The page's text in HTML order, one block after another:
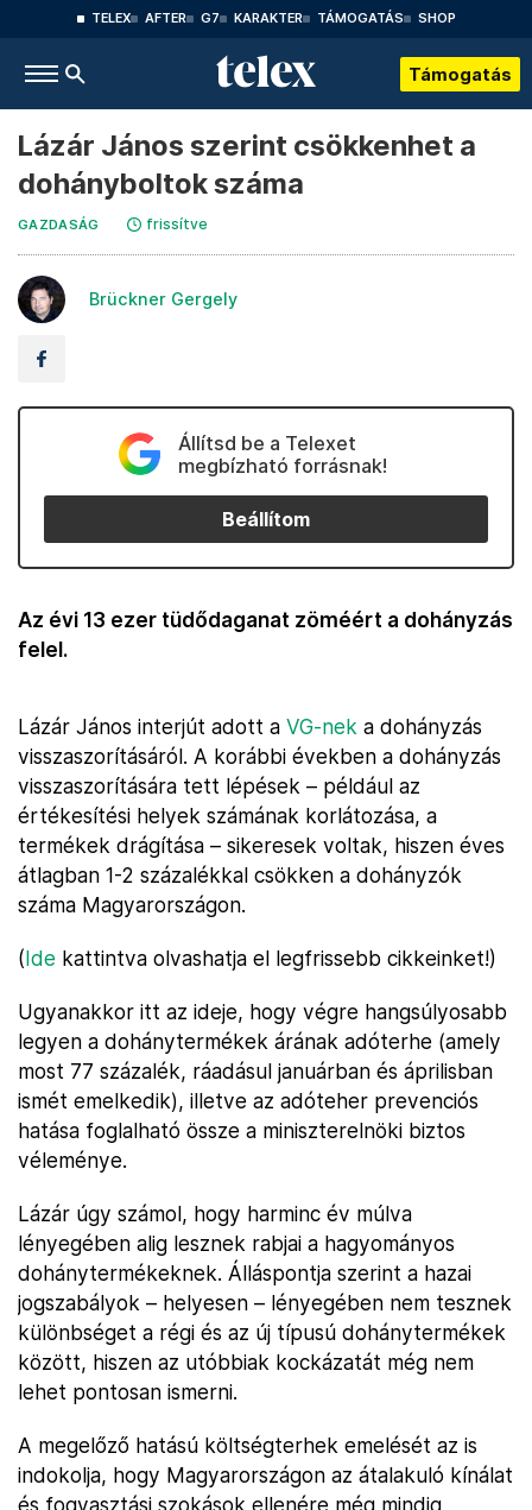
TELEX AFTER G7 KARAKTER TÁMOGATÁS SHOP
Támogatás
Lázár János szerint csökkenhet a
dohányboltok száma
GAZDASÁG frissítve
Brückner Gergely
Állítsd be a Telexet
megbízható forrásnak!
Beállítom
Az évi 13 ezer tüdődaganat zöméért a dohányzás
felel.
Lázár János interjút adott a VG-nek a dohányzás
visszaszorításáról. A korábbi években a dohányzás
visszaszorítására tett lépések – például az
értékesítési helyek számának korlátozása, a
termékek drágítása – sikeresek voltak, hiszen éves
átlagban 1-2 százalékkal csökken a dohányzók
száma Magyarországon.
(Ide kattintva olvashatja el legfrissebb cikkeinket!)
Ugyanakkor itt az ideje, hogy végre hangsúlyosabb
legyen a dohánytermékek árának adóterhe (amely
most 77 százalék, ráadásul januárban és áprilisban
ismét emelkedik), illetve az adóteher prevenciós
hatása foglalható össze a miniszterelnöki biztos
véleménye.
Lázár úgy számol, hogy harminc év múlva
lényegében alig lesznek rabjai a hagyományos
dohánytermékeknek. Álláspontja szerint a hazai
jogszabályok – helyesen – lényegében nem tesznek
különbséget a régi és az új típusú dohánytermékek
között, hiszen az utóbbiak kockázatát még nem
lehet pontosan ismerni.
A megelőző hatású költségterhek emelését az is
indokolja, hogy Magyarországon az átalakuló kínálat
és fogyasztási szokások ellenére még mindig